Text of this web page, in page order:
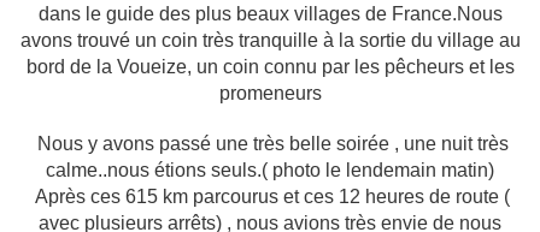
dans le guide des plus beaux villages de France.Nous
avons trouvé un coin très tranquille à la sortie du village au
bord de la Voueize, un coin connu par les pêcheurs et les
promeneurs
Nous y avons passé une très belle soirée , une nuit très
calme..nous étions seuls.( photo le lendemain matin)
Après ces 615 km parcourus et ces 12 heures de route (
avec plusieurs arrêts) , nous avions très envie de nous